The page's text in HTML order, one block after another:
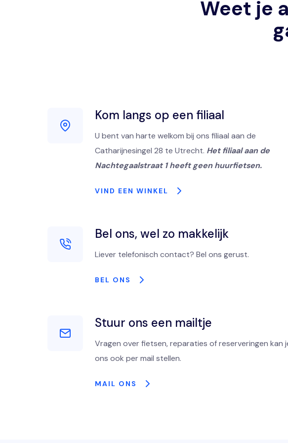
Weet je
Kom langs op een filiaal
U bent van harte welkom bij ons filiaal aan de
Catharijnesingel 28 te Utrecht. Het filiaal aan de
Nachtegaalstraat 1 heeft geen huurfietsen.
VIND EEN WINKEL
Bel ons, wel zo makkelijk
Liever telefonisch contact? Bel ons gerust.
BEL ONS
Stuur ons een mailtje
Vragen over fietsen, reparaties of reserveringen kan
ons ook per mail stellen.
MAIL ONS